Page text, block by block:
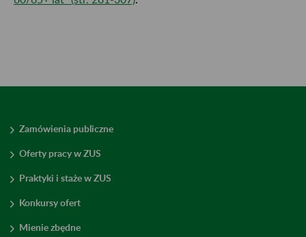
Zamówienia publiczne
Oferty pracy w ZUS
Praktyki i staże w ZUS
Konkursy ofert
Mienie zbędne